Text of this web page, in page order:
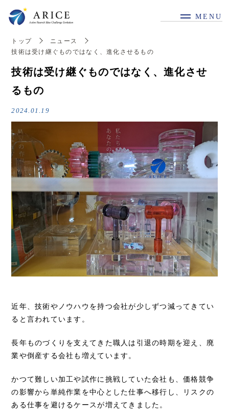
MENU
トップ
ニュース
技術は受け継ぐものではなく、進化させるもの
技術は受け継ぐものではなく、進化させ
るもの
2024.01.19
近年、技術やノウハウを持つ会社が少しずつ減ってきてい
ると言われています。
長年ものづくりを支えてきた職人は引退の時期を迎え、廃
業や倒産する会社も増えています。
かつて難しい加工や試作に挑戦していた会社も、価格競争
の影響から単純作業を中心とした仕事へ移行し、リスクの
ある仕事を避けるケースが増えてきました。